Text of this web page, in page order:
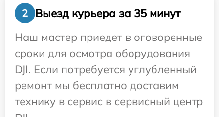
2
Выезд курьера за 35 минут
Наш мастер приедет в оговоренные
сроки для осмотра оборудования
DJI. Если потребуется углубленный
ремонт мы бесплатно доставим
технику в сервис в сервисный центр